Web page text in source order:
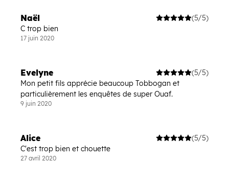
Naël
(5/5)
C trop bien
17 juin 2020
Evelyne
(5/5)
Mon petit fils apprécie beaucoup Tobbogan et
particulièrement les enquêtes de super Ouaf.
9 juin 2020
Alice
(5/5)
C'est trop bien et chouette
27 avril 2020